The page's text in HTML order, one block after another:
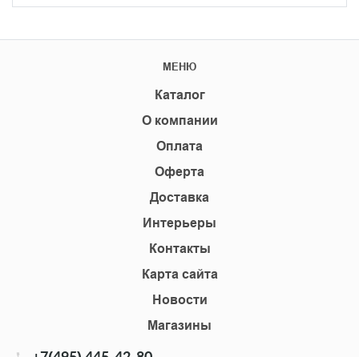
МЕНЮ
Каталог
О компании
Оплата
Оферта
Доставка
Интерьеры
Контакты
Карта сайта
Новости
Магазины